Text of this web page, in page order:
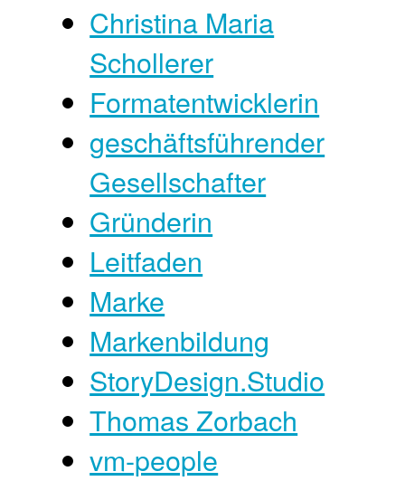
Christina Maria
Schollerer
Formatentwicklerin
geschäftsführender
Gesellschafter
Gründerin
Leitfaden
Marke
Markenbildung
StoryDesign.Studio
Thomas Zorbach
vm-people